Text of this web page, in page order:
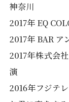
神奈川
2017年 EQ
2017年 BAR ア
2017年株式会
演
2016年フジテ